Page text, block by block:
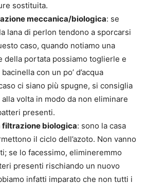
sostituita.
meccanica/biologica: se
lana di perlon tendono a sporcarsi
caso, quando notiamo una
della portata possiamo toglierle e
con un po’ d’acqua
ci siano più spugne, si consiglia
volta in modo da non eliminare
presenti.
filtrazione biologica: sono la casa
il ciclo dell’azoto. Non vanno
se lo facessimo, elimineremmo
presenti rischiando un nuovo
infatti imparato che non tutti i